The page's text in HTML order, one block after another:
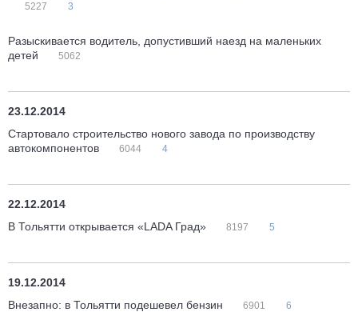
5227 3
Разыскивается водитель, допустивший наезд на маленьких
детей
5062
23.12.2014
Стартовало строительство нового завода по производству
автокомпонентов
6044 4
22.12.2014
В Тольятти открывается «LADA Град»
8197 5
19.12.2014
Внезапно: в Тольятти подешевел бензин
6901 6